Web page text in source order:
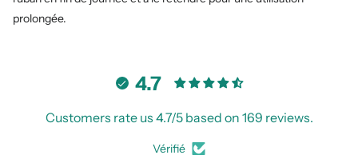
prolongée.
4.7
Customers rate us 4.7/5 based on 169 reviews.
Vérifié